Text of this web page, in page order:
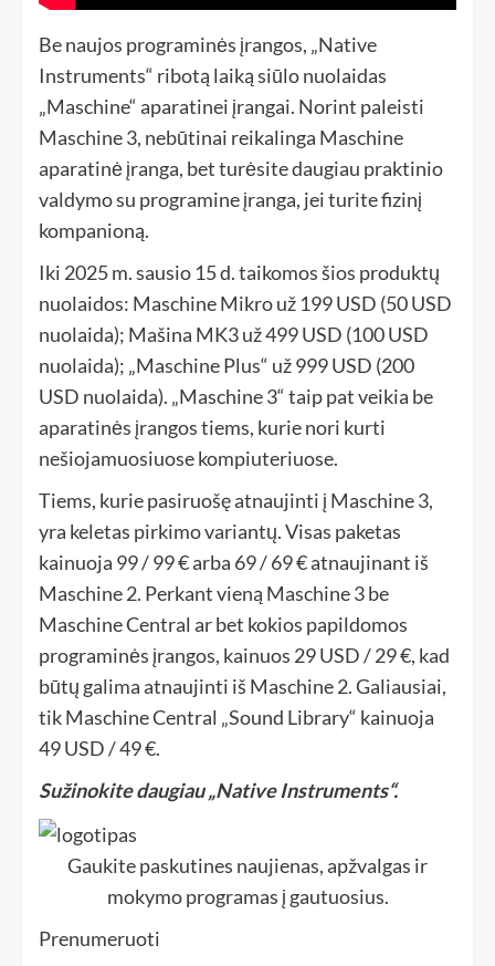
Be naujos programinės įrangos, „Native
Instruments“ ribotą laiką siūlo nuolaidas
„Maschine“ aparatinei įrangai. Norint paleisti
Maschine 3, nebūtinai reikalinga Maschine
aparatinė įranga, bet turėsite daugiau praktinio
valdymo su programine įranga, jei turite fizinį
kompanioną.
Iki 2025 m. sausio 15 d. taikomos šios produktų
nuolaidos: Maschine Mikro už 199 USD (50 USD
nuolaida); Mašina MK3 už 499 USD (100 USD
nuolaida); „Maschine Plus“ už 999 USD (200
USD nuolaida). „Maschine 3“ taip pat veikia be
aparatinės įrangos tiems, kurie nori kurti
nešiojamuosiuose kompiuteriuose.
Tiems, kurie pasiruošę atnaujinti į Maschine 3,
yra keletas pirkimo variantų. Visas paketas
kainuoja 99 / 99 € arba 69 / 69 € atnaujinant iš
Maschine 2. Perkant vieną Maschine 3 be
Maschine Central ar bet kokios papildomos
programinės įrangos, kainuos 29 USD / 29 €, kad
būtų galima atnaujinti iš Maschine 2. Galiausiai,
tik Maschine Central „Sound Library“ kainuoja
49 USD / 49 €.
Sužinokite daugiau „Native Instruments“.
Gaukite paskutines naujienas, apžvalgas ir
mokymo programas į gautuosius.
Prenumeruoti